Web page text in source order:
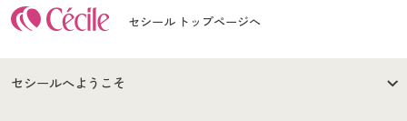
セシール トップページへ
セシールへようこそ